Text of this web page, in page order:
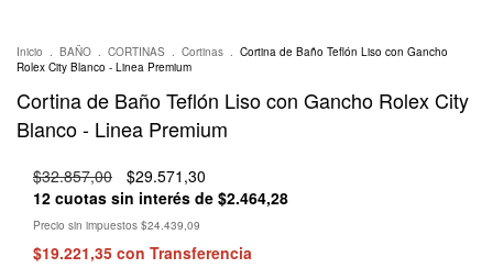
Inicio . BAÑO . CORTINAS . Cortinas . Cortina de Baño Teflón Liso con Gancho
Rolex City Blanco - Linea Premium
Cortina de Baño Teflón Liso con Gancho Rolex City
Blanco - Linea Premium
$32.857,00
$29.571,30
12 cuotas sin interés de $2.464,28
Precio sin impuestos $24.439,09
$19.221,35 con Transferencia